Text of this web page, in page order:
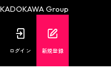
KADOKAWA Group
ログイン 新規登録